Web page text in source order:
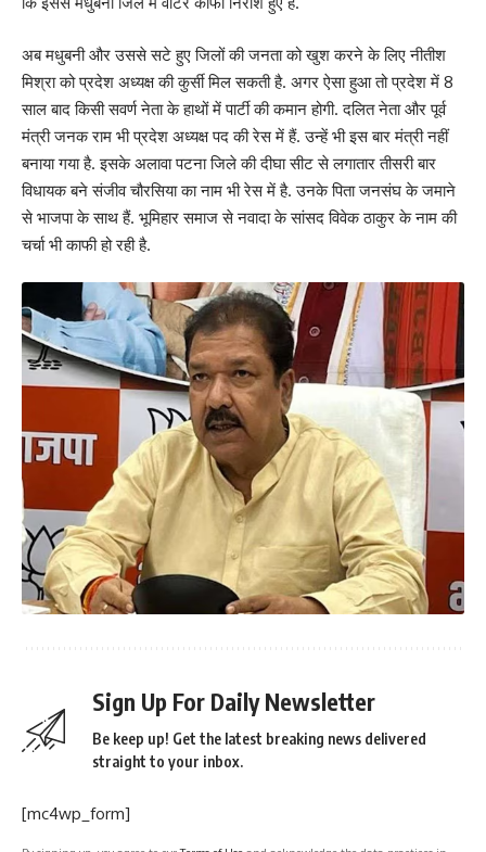
अब मधुबनी और उससे सटे हुए जिलों की जनता को खुश करने के लिए नीतीश
मिश्रा को प्रदेश अध्यक्ष की कुर्सी मिल सकती है. अगर ऐसा हुआ तो प्रदेश में 8
साल बाद किसी सवर्ण नेता के हाथों में पार्टी की कमान होगी. दलित नेता और पूर्व
मंत्री जनक राम भी प्रदेश अध्यक्ष पद की रेस में हैं. उन्हें भी इस बार मंत्री नहीं
बनाया गया है. इसके अलावा पटना जिले की दीघा सीट से लगातार तीसरी बार
विधायक बने संजीव चौरसिया का नाम भी रेस में है. उनके पिता जनसंघ के जमाने
से भाजपा के साथ हैं. भूमिहार समाज से नवादा के सांसद विवेक ठाकुर के नाम की
चर्चा भी काफी हो रही है.
Sign Up For Daily Newsletter
Be keep up! Get the latest breaking news delivered
straight to your inbox.
[mc4wp_form]